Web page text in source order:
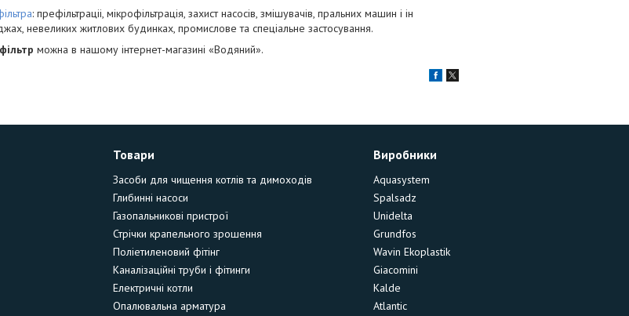
: префільтраціі, мікрофільтрація, захист насосів, змішувачів, пральних машин і ін
невеликих житлових будинках, промислове та спеціальне застосування.
можна в нашому інтернет-магазині «Водяний».
Товари
Засоби для чищення котлів та димоходів
Глибинні насоси
Газопальникові пристрої
Стрічки крапельного зрошення
Поліетиленовий фітінг
Каналізаційні труби і фітинги
Електричні котли
Опалювальна арматура
Виробники
Aquasystem
Spalsadz
Unidelta
Grundfos
Wavin Ekoplastik
Giacomini
Kalde
Atlantic